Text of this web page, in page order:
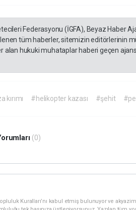
Federasyonu (İGFA), Beyaz Haber
tüm haberler, sitemizin editörlerinin
alan hukuki muhataplar haberi geçen
kırımı #helikopter kazası #şehit
(0)
Kuralları’nı kabul etmiş bulunuyor ve